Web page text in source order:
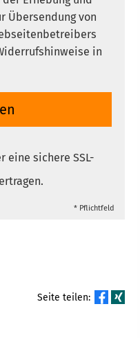
Übersendung von
in
eine sichere SSL-
* Pflichtfeld
Seite teilen: